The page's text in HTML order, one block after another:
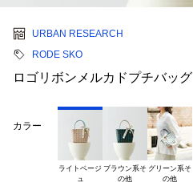
URBAN RESEARCH
RODE SKO
ロゴリボンメルカドプチバッグ
カラー
ライトベージ ブラウン系そ グリーン系そ